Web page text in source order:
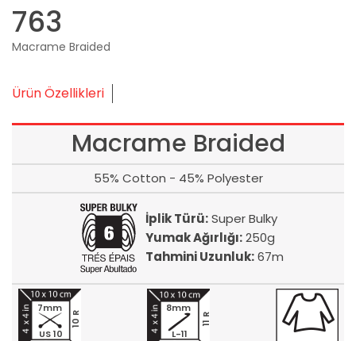
763
Macrame Braided
Ürün Özellikleri
Macrame Braided
55% Cotton - 45% Polyester
İplik Türü:Super Bulky
Yumak Ağırlığı:250g
Tahmini Uzunluk:67m
10 R
7mm
US 10
11 R
8mm
L-11